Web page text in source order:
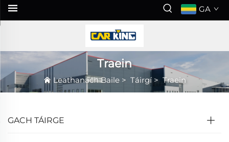
GA
Traein
Leathanach Baile> Táirgí> Traein
GACH TÁIRGE